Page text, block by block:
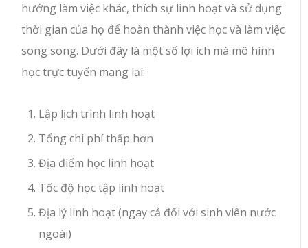
hướng làm việc khác, thích sự linh hoạt và sử dụng
thời gian của họ để hoàn thành việc học và làm việc
song song. Dưới đây là một số lợi ích mà mô hình
học trực tuyến mang lại:
Lập lịch trình linh hoạt
Tổng chi phí thấp hơn
Địa điểm học linh hoạt
Tốc độ học tập linh hoạt
Địa lý linh hoạt (ngay cả đối với sinh viên nước
ngoài)